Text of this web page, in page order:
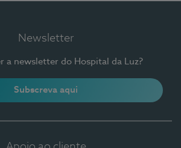
Newsletter
a newsletter do Hospital da Luz?
Subscreva aqui